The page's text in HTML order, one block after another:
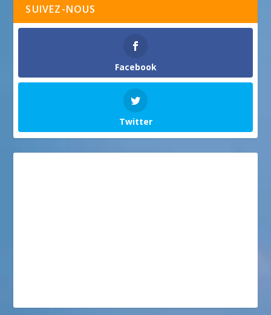
SUIVEZ-NOUS
Facebook
Twitter